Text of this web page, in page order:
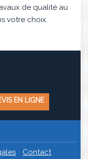
de qualité au
votre choix.
EN LIGNE
Contact